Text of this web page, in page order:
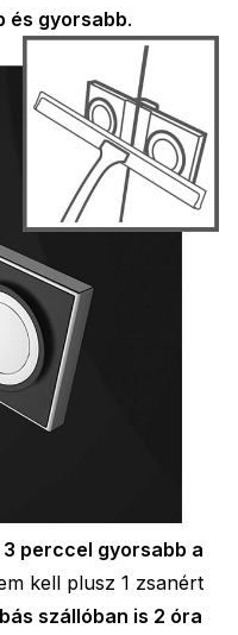
és gyorsabb.
perccel gyorsabb a
kell plusz 1 zsanért
szállóban is 2 óra